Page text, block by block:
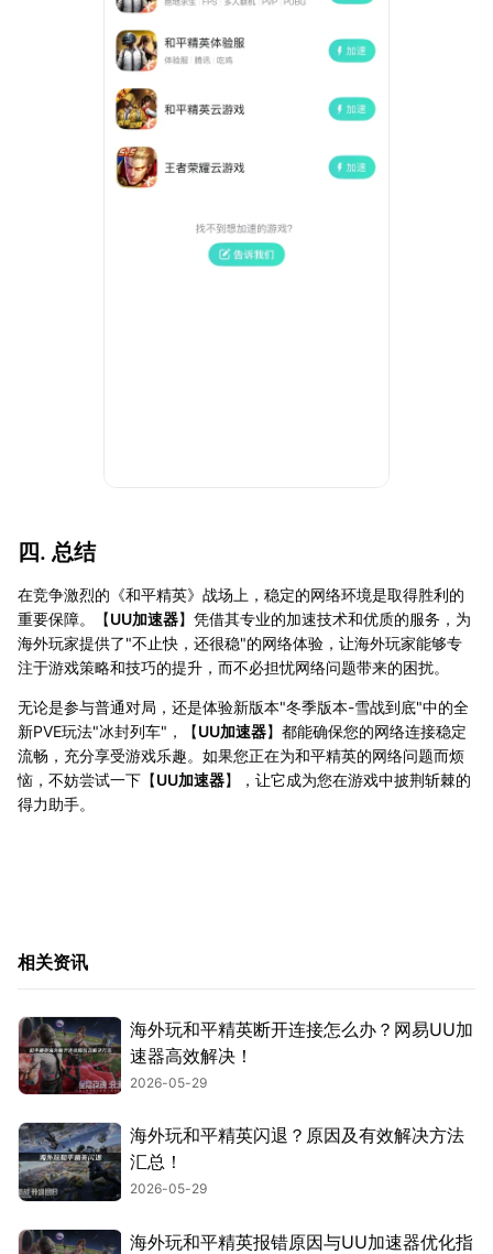
四. 总结
在竞争激烈的《和平精英》战场上，稳定的网络环境是取得胜利的
重要保障。【UU加速器】凭借其专业的加速技术和优质的服务，为
海外玩家提供了"不止快，还很稳"的网络体验，让海外玩家能够专
注于游戏策略和技巧的提升，而不必担忧网络问题带来的困扰。
无论是参与普通对局，还是体验新版本"冬季版本-雪战到底"中的全
新PVE玩法"冰封列车"，【UU加速器】都能确保您的网络连接稳定
流畅，充分享受游戏乐趣。如果您正在为和平精英的网络问题而烦
恼，不妨尝试一下【UU加速器】，让它成为您在游戏中披荆斩棘的
得力助手。
相关资讯
海外玩和平精英断开连接怎么办？网易UU加
速器高效解决！
2026-05-29
海外玩和平精英闪退？原因及有效解决方法
汇总！
2026-05-29
海外玩和平精英报错原因与UU加速器优化指